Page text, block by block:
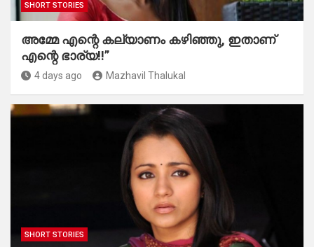
SHORT STORIES
അമ്മേ എന്റെ കല്യാണം കഴിഞ്ഞു, ഇതാണ്
എന്റെ ഭാര്യ!!”
4 days ago Mazhavil Thalukal
SHORT STORIES